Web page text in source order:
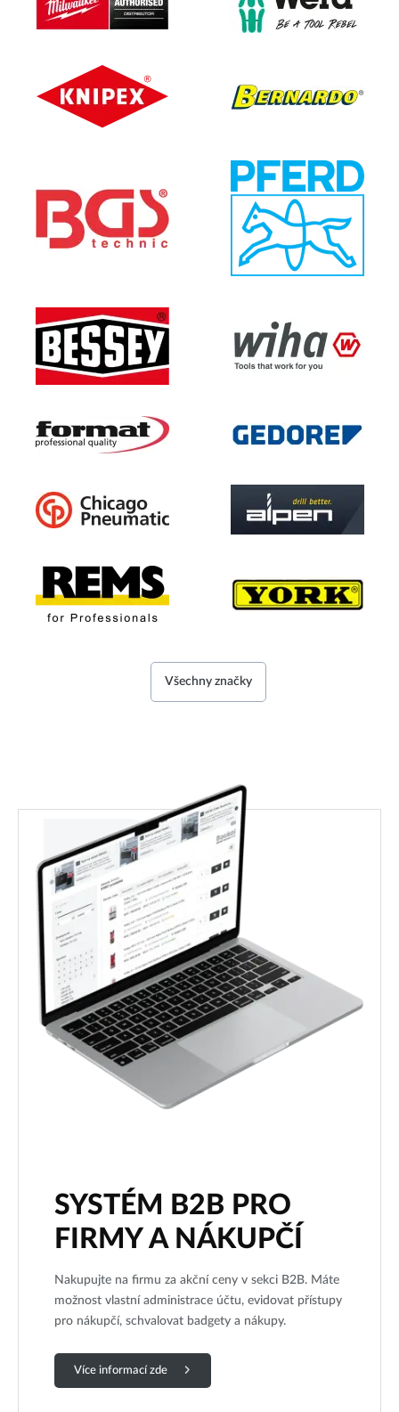
Všechny značky
SYSTÉM B2B PRO
FIRMY A NÁKUPČÍ
Nakupujte na firmu za akční ceny v sekci B2B. Máte
možnost vlastní administrace účtu, evidovat přístupy
pro nákupčí, schvalovat badgety a nákupy.
Více informací zde